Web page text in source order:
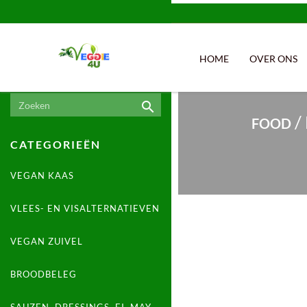
HOME OVER ONS

CATEGORIEËN
FOOD
VEGAN KAAS
VLEES- EN VISALTERNATIEVEN
VEGAN ZUIVEL
BROODBELEG
SNOEP, CAKE, KOEK & CHIPS 
DRANKEN
BEWUSTE VOEDING
FOOD /